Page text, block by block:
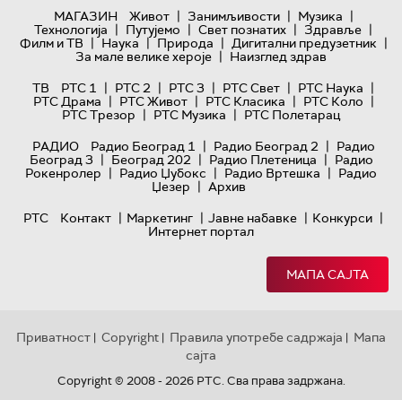
МАГАЗИН
Живот | Занимљивости | Музика |
Технологијa | Путујемо | Свет познатих | Здравље |
Филм и ТВ | Наука | Природа | Дигитални предузетник |
За мале велике хероје | Наизглед здрав
ТВ
РТС 1 | РТС 2 | РТС 3 | РТС Свет | РТС Наука |
РТС Драма | РТС Живот | РТС Класика | РТС Коло |
РТС Трезор | РТС Музика | РТС Полетарац
РАДИО
Радио Београд 1 | Радио Београд 2 | Радио
Београд 3 | Београд 202 | Радио Плетеница | Радио
Рокенролер | Радио Џубокс | Радио Вртешка | Радио
Џезер | Архив
РТС
Контакт | Маркетинг | Јавне набавке | Конкурси |
Интернет портал
МАПА САЈТА
Приватност | Copyright | Правила употребе садржаја | Мапа
сајта
Copyright © 2008 - 2026 РТС. Сва права задржана.